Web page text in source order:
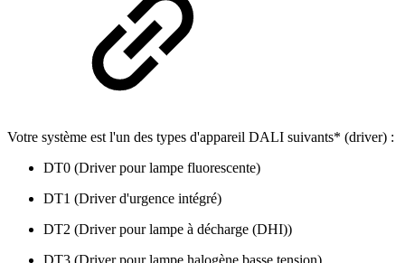
Votre système est l'un des types d'appareil DALI suivants* (driver) :
DT0 (Driver pour lampe fluorescente)
DT1 (Driver d'urgence intégré)
DT2 (Driver pour lampe à décharge (DHI))
DT3 (Driver pour lampe halogène basse tension)